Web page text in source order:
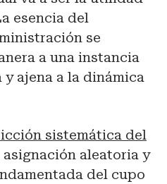
esencia del
se
a una instancia
ajena a la dinámica
sistemática del
asignación aleatoria y
del cupo